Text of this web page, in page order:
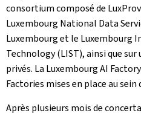
consortium composé de
Luxembourg National Data
Luxembourg et le Luxembourg
Technology(LIST), ainsi que
privés. La Luxembourg AI Factory
Factories mises en place au
Après plusieurs mois de